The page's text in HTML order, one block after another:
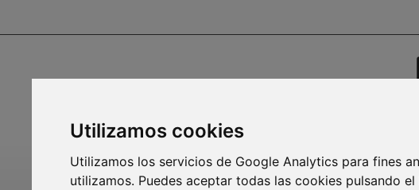
Utilizamos cookies
Utilizamos los servicios de Google Analytics para fines
utilizamos. Puedes aceptar todas las cookies pulsando
INICIO INFOAGUA MEDIO AMBIENTE PLAYA